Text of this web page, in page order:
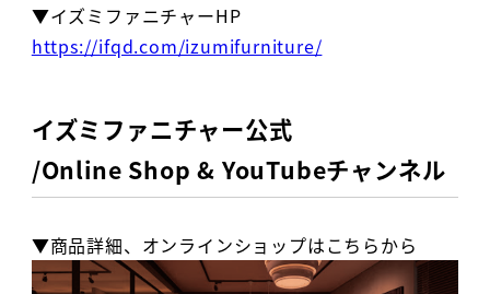
▼イズミファニチャーHP
https://ifqd.com/izumifurniture/
イズミファニチャー公式
/Online Shop & YouTubeチャンネル
▼商品詳細、オンラインショップはこちらから